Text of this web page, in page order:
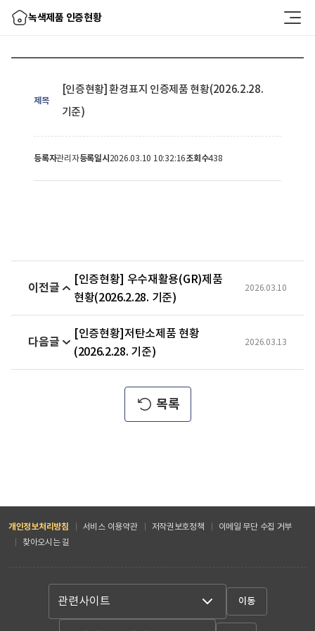
녹색제품 인증현황
제목
[인증현황] 환경표지 인증제품 현황(2026.2.28.
기준)
등록자관리자등록일시 2026.03.10 10:32:16조회수438
[인증현황] 우수재활용(GR)제품
현황(2026.2.28. 기준)
2026.03.10
[인증현황]저탄소제품 현황
(2026.2.28. 기준)
2026.03.13
개인정보처리방침 서비스 이용약관 저작권보호정책
이메일 무단 수집 거부
찾아오시는 길